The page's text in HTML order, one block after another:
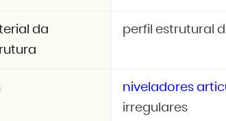
da
perfil estrutural
niveladores
irregulares